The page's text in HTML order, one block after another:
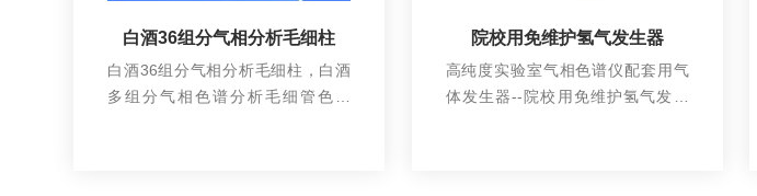
白酒36组分气相分析毛细柱
白酒36组分气相分析毛细柱，白酒
多组分气相色谱分析毛细管色谱
院校用免维护氢气发生器
高纯度实验室气相色谱仪配套用气
体发生器--院校用免维护氢气发生